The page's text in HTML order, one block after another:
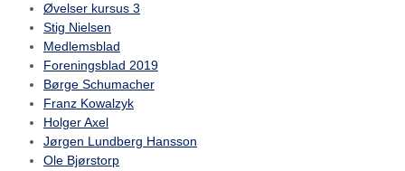
Øvelser kursus 3
Stig Nielsen
Medlemsblad
Foreningsblad 2019
Børge Schumacher
Franz Kowalzyk
Holger Axel
Jørgen Lundberg Hansson
Ole Bjørstorp